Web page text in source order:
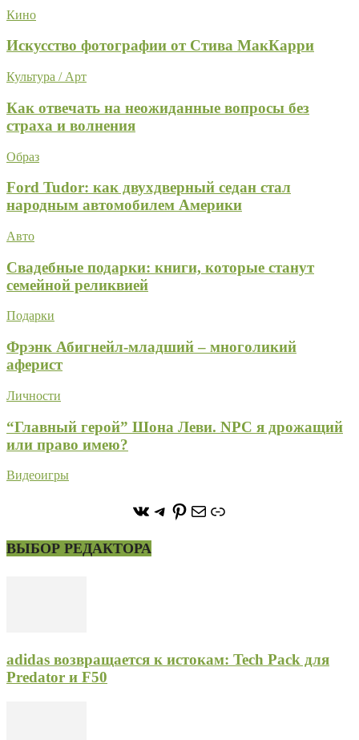
Кино
Искусство фотографии от Стива МакКарри
Культура / Арт
Как отвечать на неожиданные вопросы без
страха и волнения
Образ
Ford Tudor: как двухдверный седан стал
народным автомобилем Америки
Авто
Свадебные подарки: книги, которые станут
семейной реликвией
Подарки
Фрэнк Абигнейл-младший – многоликий
аферист
Личности
“Главный герой” Шона Леви. NPC я дрожащий
или право имею?
Видеоигры
https://vk.com/
https://t.me/stoneforest
https://
ПочтаСсылка
ВЫБОР РЕДАКТОРА
adidas возвращается к истокам: Tech Pack для
Predator и F50